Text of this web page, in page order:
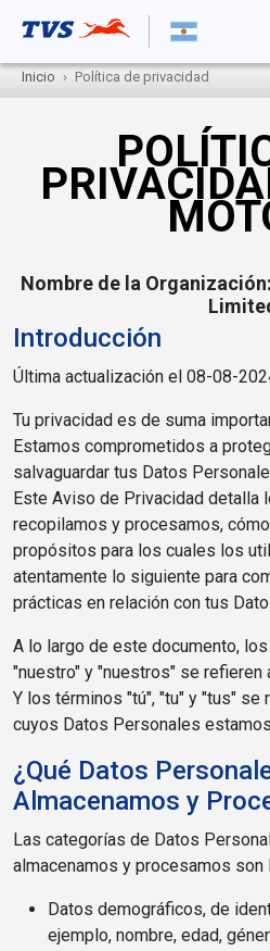
Inicio Política de privacidad
Nombre de la
Introducción
Última actualización el 08-08-
Tu privacidad es de suma
Estamos comprometidos a
salvaguardar tus Datos
Este Aviso de Privacidad detalla
recopilamos y procesamos,
propósitos para los cuales los
atentamente lo siguiente para
prácticas en relación con tus
A lo largo de este documento,
"nuestro" y "nuestros" se refieren
Y los términos "tú", "tu" y "tus" se
cuyos Datos Personales
¿Qué Datos
Almacenamos y
Las categorías de Datos
almacenamos y procesamos son
Datos demográficos, de
ejemplo, nombre, edad,